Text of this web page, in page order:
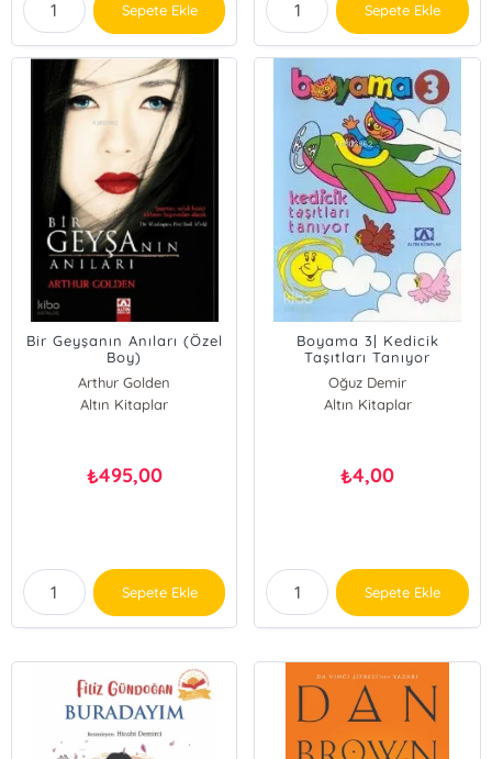
Sepete Ekle Sepete Ekle
Bir Geyşanın Anıları (Özel
Boy)
Arthur Golden
Altın Kitaplar
₺495,00
Sepete Ekle
Boyama 3| Kedicik
Taşıtları Tanıyor
Oğuz Demir
Altın Kitaplar
₺4,00
Sepete Ekle